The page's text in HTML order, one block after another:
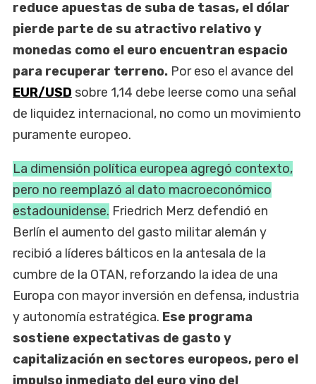
reduce apuestas de suba de tasas, el dólar
pierde parte de su atractivo relativo y
monedas como el euro encuentran espacio
para recuperar terreno. Por eso el avance del
EUR/USD sobre 1,14 debe leerse como una señal
de liquidez internacional, no como un movimiento
puramente europeo.
La dimensión política europea agregó contexto,
pero no reemplazó al dato macroeconómico
estadounidense. Friedrich Merz defendió en
Berlín el aumento del gasto militar alemán y
recibió a líderes bálticos en la antesala de la
cumbre de la OTAN, reforzando la idea de una
Europa con mayor inversión en defensa, industria
y autonomía estratégica. Ese programa
sostiene expectativas de gasto y
capitalización en sectores europeos, pero el
impulso inmediato del euro vino del